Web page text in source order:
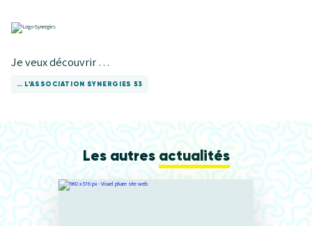
Je veux découvrir …
… L’ASSOCIATION SYNERGIES 53
Les autresactualités